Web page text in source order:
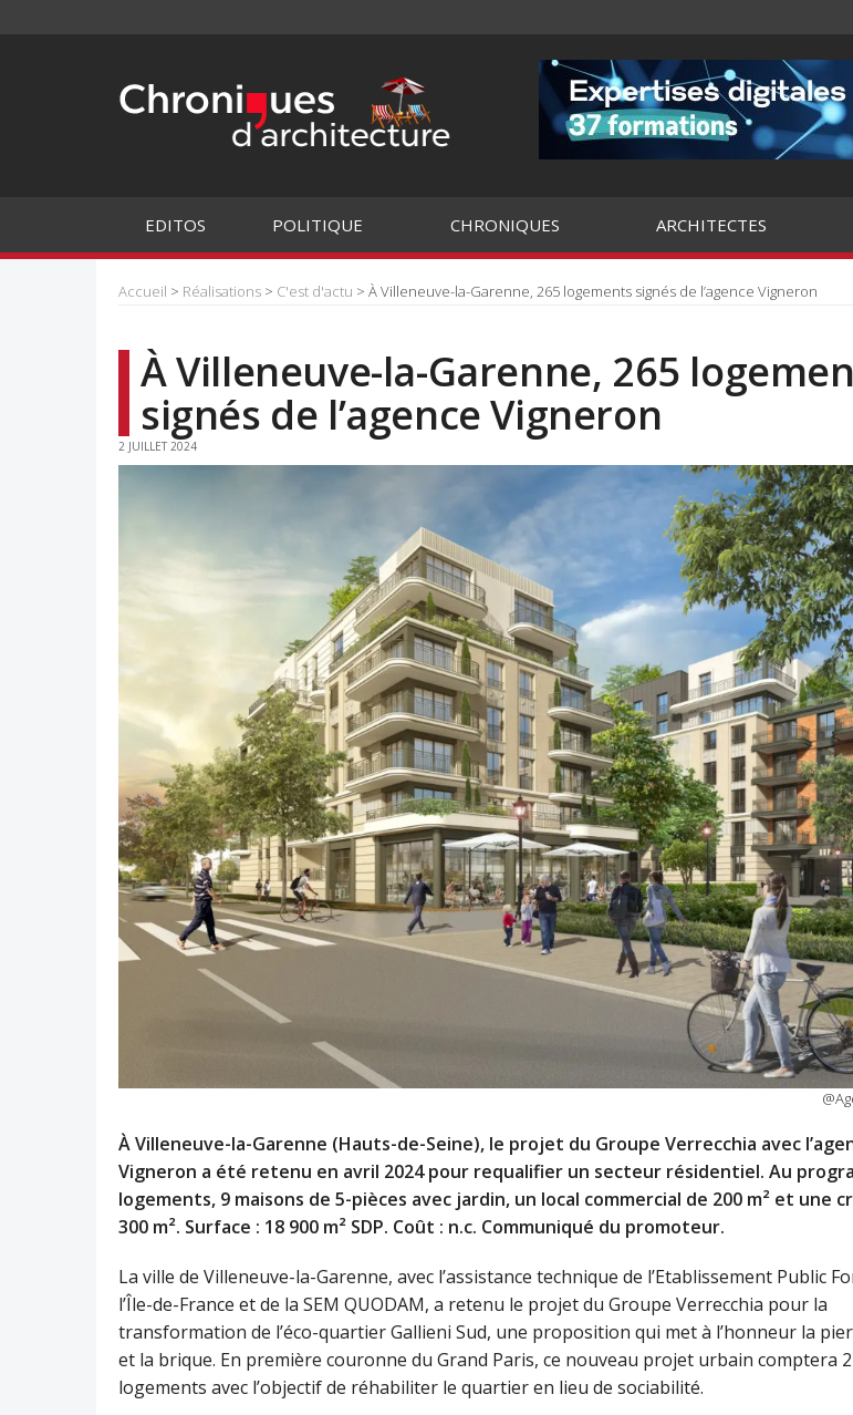
EDITOS POLITIQUE CHRONIQUES ARCHITECTES
Accueil > Réalisations > C'est d'actu > À Villeneuve-la-Garenne, 265 logements signés de l’agence Vigneron
À Villeneuve-la-Garenne, 265
signés de l’agence Vigneron
2 JUILLET 2024
À Villeneuve-la-Garenne (Hauts-de-Seine), le projet du Groupe Verrecchia avec
Vigneron a été retenu en avril 2024 pour requalifier un secteur résidentiel. Au
logements, 9 maisons de 5-pièces avec jardin, un local commercial de 200 m² et une
300 m². Surface : 18 900 m² SDP. Coût : n.c. Communiqué du promoteur.
La ville de Villeneuve-la-Garenne, avec l’assistance technique de l’Etablissement Public
l’Île-de-France et de la SEM QUODAM, a retenu le projet du Groupe Verrecchia pour la
transformation de l’éco-quartier Gallieni Sud, une proposition qui met à l’honneur la
et la brique. En première couronne du Grand Paris, ce nouveau projet urbain comptera
logements avec l’objectif de réhabiliter le quartier en lieu de sociabilité.